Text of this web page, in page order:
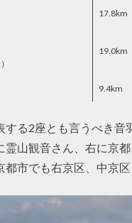
17.8km
19.0km
9.4km
る2座とも言うべき音
霊山観音さん、右に京都
都市でも右京区、中京